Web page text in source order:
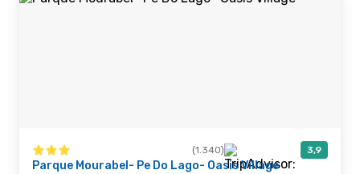
(1.340) 3,9
Parque Mourabel- Pe Do Lago- Oasis Village